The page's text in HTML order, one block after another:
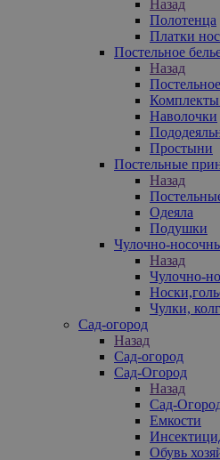
Назад
Полотенца
Платки
Постельное
Назад
Комплекты
Наволочки
Простыни
Постельные
Назад
Одеяла
Подушки
Чулочно-
Назад
Чулочно-
Чулки,
Сад-огород
Назад
Сад-огород
Сад-Огород
Назад
Сад-
Емкости
Обувь